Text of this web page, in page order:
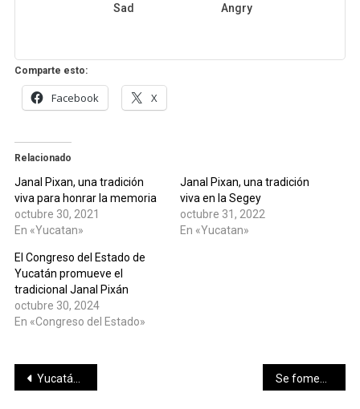
Sad Angry
Comparte esto:
Facebook X
Relacionado
Janal Pixan, una tradición
viva para honrar la memoria
octubre 30, 2021
En «Yucatan»
Janal Pixan, una tradición
viva en la Segey
octubre 31, 2022
En «Yucatan»
El Congreso del Estado de
Yucatán promueve el
tradicional Janal Pixán
octubre 30, 2024
En «Congreso del Estado»
Navegación
Yucatán supera meta de Bibliotecas Escolares activas